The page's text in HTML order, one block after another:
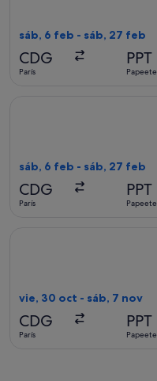
sáb, 6 feb - sáb, 27 feb
CDG
París
PPT
Papeete
sáb, 6 feb - sáb, 27 feb
CDG
París
PPT
Papeete
vie, 30 oct - sáb, 7 nov
CDG
París
PPT
Papeete